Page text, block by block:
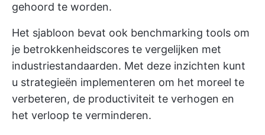
gehoord te worden.
Het sjabloon bevat ook benchmarking tools om
je betrokkenheidscores te vergelijken met
industriestandaarden. Met deze inzichten kunt
u strategieën implementeren om het moreel te
verbeteren, de productiviteit te verhogen en
het verloop te verminderen.